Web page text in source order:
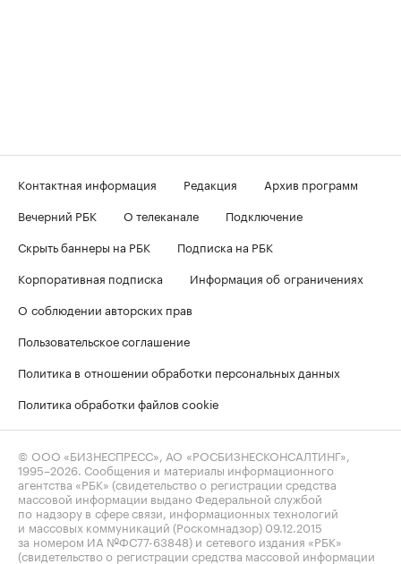
Контактная информация Редакция
Архив программ
Вечерний РБК
О телеканале
Подключение
Скрыть баннеры на РБК
Подписка на РБК
Корпоративная подписка
Информация об ограничениях
О соблюдении авторских прав
Пользовательское соглашение
Политика в отношении обработки персональных данных
Политика обработки файлов cookie
© ООО «БИЗНЕСПРЕСС», АО «РОСБИЗНЕСКОНСАЛТИНГ»,
1995–2026 . Сообщения и материалы информационного
агентства «РБК» (свидетельство о регистрации средства
массовой информации выдано Федеральной службой
по надзору в сфере связи, информационных технологий
и массовых коммуникаций (Роскомнадзор) 09.12.2015
за номером ИА №ФС77-63848) и сетевого издания «РБК»
(свидетельство о регистрации средства массовой информации